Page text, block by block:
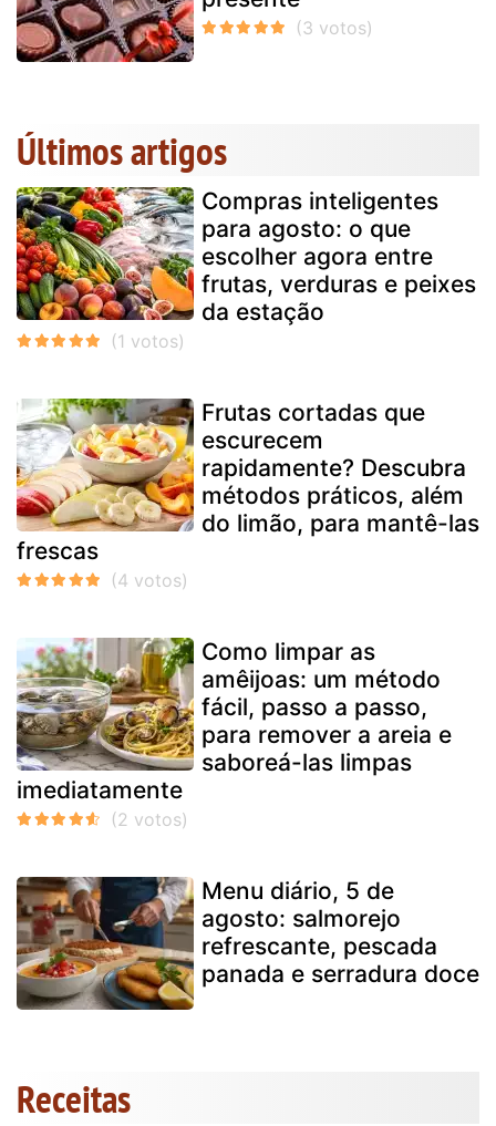
Últimos artigos
Compras inteligentes
para agosto: o que
escolher agora entre
frutas, verduras e peixes
da estação
Frutas cortadas que
escurecem
rapidamente? Descubra
métodos práticos, além
do limão, para mantê-las
frescas
Como limpar as
amêijoas: um método
fácil, passo a passo,
para remover a areia e
saboreá-las limpas
imediatamente
Menu diário, 5 de
agosto: salmorejo
refrescante, pescada
panada e serradura doce
Receitas